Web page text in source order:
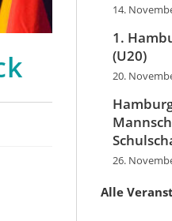
14.
1.
(U20)
20.
26.
Alle